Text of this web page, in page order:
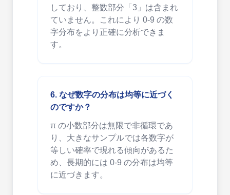
しており、整数部分「3」は含まれ
ていません。これにより 0-9 の数
字分布をより正確に分析できま
す。
6. なぜ数字の分布は均等に近づく
のですか？
π の小数部分は無限で非循環であ
り、大きなサンプルでは各数字が
等しい確率で現れる傾向があるた
め、長期的には 0-9 の分布は均等
に近づきます。